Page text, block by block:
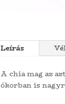
Leírás
A chia mag az
ókorban is